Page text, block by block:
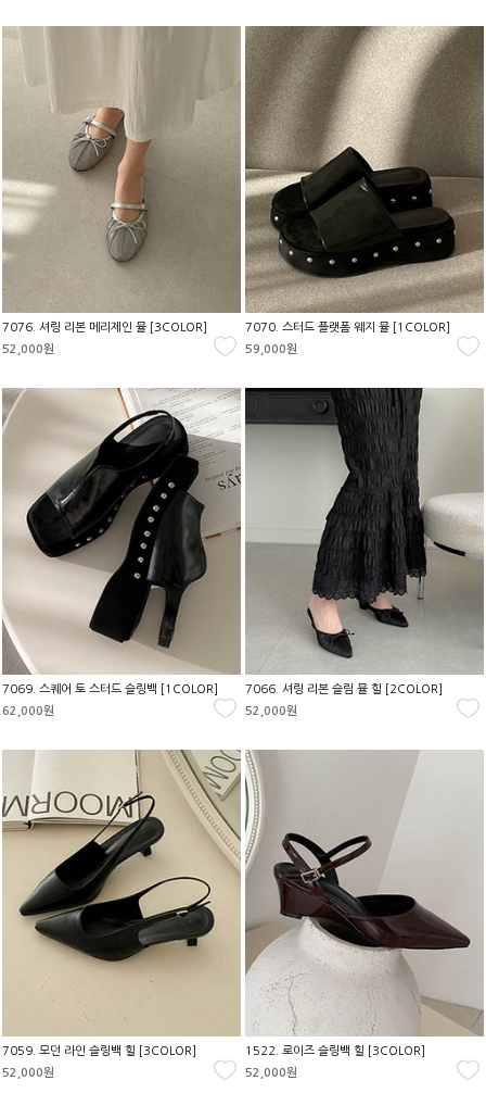
7076. 셔링 리본 메리제인 뮬 [3COLOR]
52,000원
7070. 스터드 플랫폼 웨지 뮬 [1COLOR]
59,000원
7069. 스퀘어 토 스터드 슬링백 [1COLOR]
62,000원
7066. 셔링 리본 슬림 뮬 힐 [2COLOR]
52,000원
7059. 모던 라인 슬링백 힐 [3COLOR]
52,000원
1522. 로이즈 슬링백 힐 [3COLOR]
52,000원